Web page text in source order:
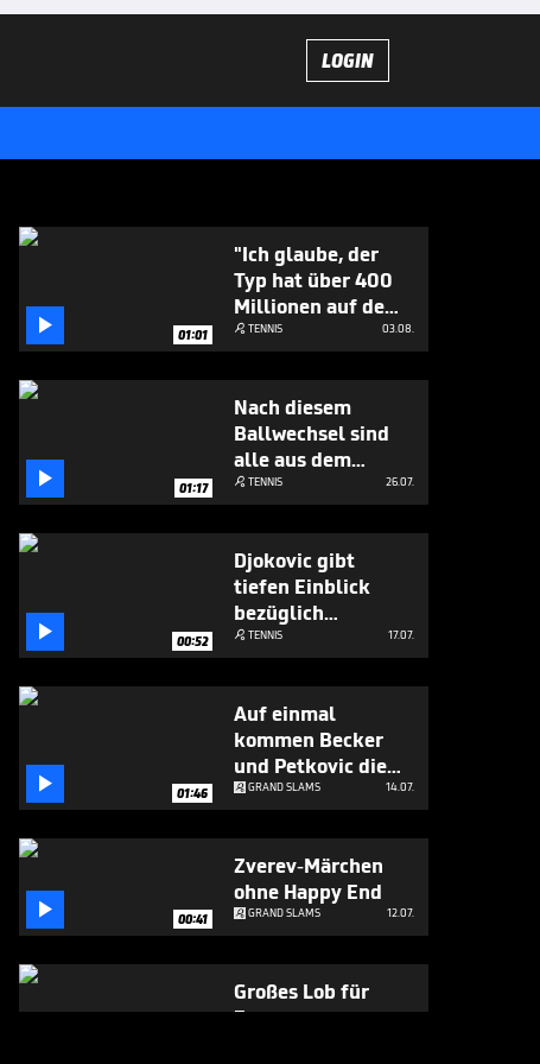
LOGIN
 01:01
"Ich glaube, der
Typ hat über 400
Millionen auf dem
Konto"
 TENNIS 03.08.
 01:17
Nach diesem
Ballwechsel sind
alle aus dem
Häuschen
 TENNIS 26.07.
 00:52
Djokovic gibt
tiefen Einblick
bezüglich
Karriereende
 TENNIS 17.07.
 01:46
Auf einmal
kommen Becker
und Petkovic die
Tränen
GRAND SLAMS 14.07.
 00:41
Zverev-Märchen
ohne Happy End
GRAND SLAMS 12.07.
Großes Lob für
Zverev vor